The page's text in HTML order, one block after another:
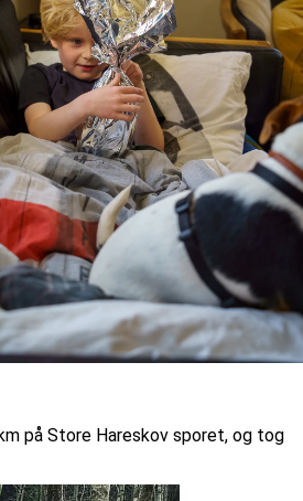
på Store Hareskov sporet, og tog